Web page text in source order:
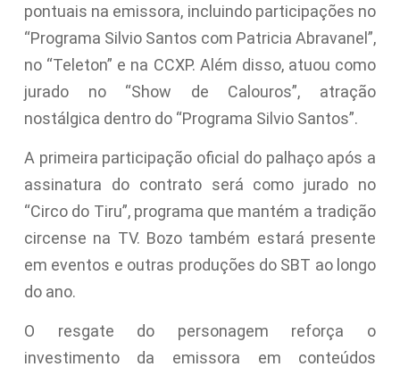
pontuais na emissora, incluindo participações no
“Programa Silvio Santos com Patricia Abravanel”,
no “Teleton” e na CCXP. Além disso, atuou como
jurado no “Show de Calouros”, atração
nostálgica dentro do “Programa Silvio Santos”.
A primeira participação oficial do palhaço após a
assinatura do contrato será como jurado no
“Circo do Tiru”, programa que mantém a tradição
circense na TV. Bozo também estará presente
em eventos e outras produções do SBT ao longo
do ano.
O resgate do personagem reforça o
investimento da emissora em conteúdos